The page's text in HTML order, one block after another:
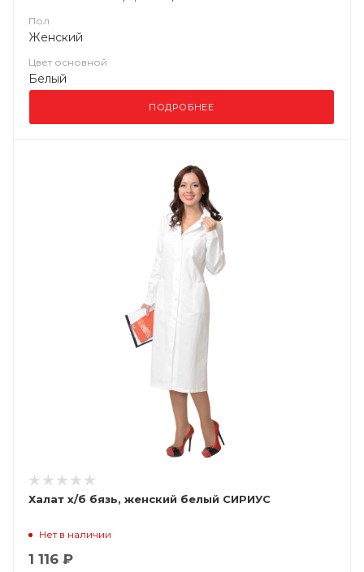
Пол
Женский
Цвет основной
Белый
ПОДРОБНЕЕ
Халат х/б бязь, женский белый СИРИУС
Нет в наличии
1 116 ₽